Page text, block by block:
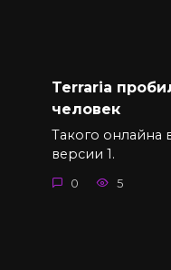
Terraria
человек
Такого онлайна
версии 1.
0 5